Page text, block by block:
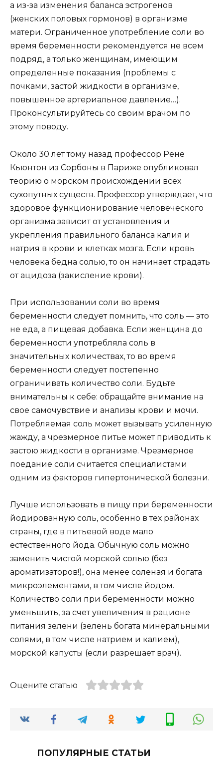
а из-за изменения баланса эстрогенов
(женских половых гормонов) в организме
матери. Ограниченное употребление соли во
время беременности рекомендуется не всем
подряд, а только женщинам, имеющим
определенные показания (проблемы с
почками, застой жидкости в организме,
повышенное артериальное давление…).
Проконсультируйтесь со своим врачом по
этому поводу.
Около 30 лет тому назад профессор Рене
Кьюнтон из Сорбоны в Париже опубликовал
теорию о морском происхождении всех
сухопутных существ. Профессор утверждает, что
здоровое функционирование человеческого
организма зависит от установления и
укрепления правильного баланса калия и
натрия в крови и клетках мозга. Если кровь
человека бедна солью, то он начинает страдать
от ацидоза (закисление крови).
При использовании соли во время
беременности следует помнить, что соль — это
не еда, а пищевая добавка. Если женщина до
беременности употребляла соль в
значительных количествах, то во время
беременности следует постепенно
ограничивать количество соли. Будьте
внимательны к себе: обращайте внимание на
свое самочувствие и анализы крови и мочи.
Потребляемая соль может вызывать усиленную
жажду, а чрезмерное питье может приводить к
застою жидкости в организме. Чрезмерное
поедание соли считается специалистами
одним из факторов гипертонической болезни.
Лучше использовать в пищу при беременности
йодированную соль, особенно в тех районах
страны, где в питьевой воде мало
естественного йода. Обычную соль можно
заменить чистой морской солью (без
ароматизаторов!), она менее соленая и богата
микроэлементами, в том числе йодом.
Количество соли при беременности можно
уменьшить, за счет увеличения в рационе
питания зелени (зелень богата минеральными
солями, в том числе натрием и калием),
морской капусты (если разрешает врач).
Оцените статью
ПОПУЛЯРНЫЕ СТАТЬИ